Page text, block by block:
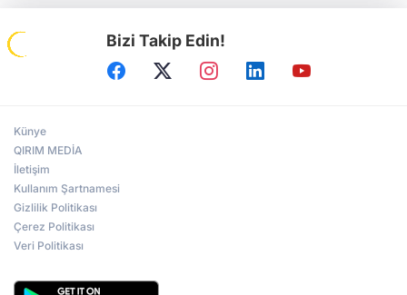
Bizi Takip Edin!
Künye
QIRIM MEDİA
İletişim
Kullanım Şartnamesi
Gizlilik Politikası
Çerez Politikası
Veri Politikası